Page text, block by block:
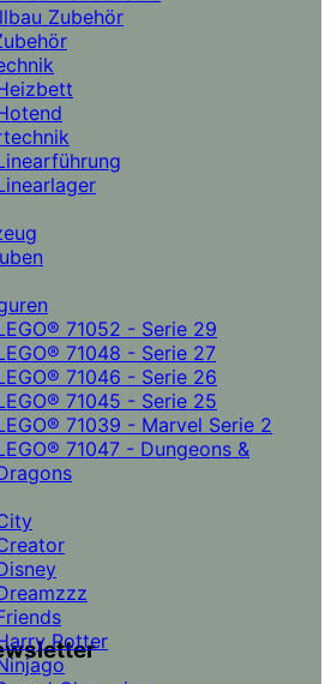
Zubehör
71052 - Serie 29
71048 - Serie 27
71046 - Serie 26
71045 - Serie 25
71039 - Marvel Serie 2
71047 - Dungeons &
Potter